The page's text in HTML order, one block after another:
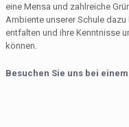
eine Mensa und zahlreiche
Ambiente unserer Schule
entfalten und ihre Kenntnisse
können.
Besuchen Sie uns bei